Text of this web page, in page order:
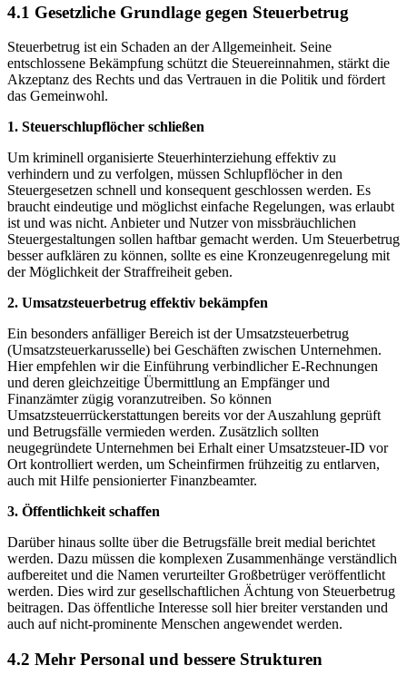
4.1 Gesetzliche Grundlage gegen Steuerbetrug
Steuerbetrug ist ein Schaden an der Allgemeinheit. Seine
entschlossene Bekämpfung schützt die Steuereinnahmen, stärkt die
Akzeptanz des Rechts und das Vertrauen in die Politik und fördert
das Gemeinwohl.
1. Steuerschlupflöcher schließen
Um kriminell organisierte Steuerhinterziehung effektiv zu
verhindern und zu verfolgen, müssen Schlupflöcher in den
Steuergesetzen schnell und konsequent geschlossen werden. Es
braucht eindeutige und möglichst einfache Regelungen, was erlaubt
ist und was nicht. Anbieter und Nutzer von missbräuchlichen
Steuergestaltungen sollen haftbar gemacht werden. Um Steuerbetrug
besser aufklären zu können, sollte es eine Kronzeugenregelung mit
der Möglichkeit der Straffreiheit geben.
2. Umsatzsteuerbetrug effektiv bekämpfen
Ein besonders anfälliger Bereich ist der Umsatzsteuerbetrug
(Umsatzsteuerkarusselle) bei Geschäften zwischen Unternehmen.
Hier empfehlen wir die Einführung verbindlicher E-Rechnungen
und deren gleichzeitige Übermittlung an Empfänger und
Finanzämter zügig voranzutreiben. So können
Umsatzsteuerrückerstattungen bereits vor der Auszahlung geprüft
und Betrugsfälle vermieden werden. Zusätzlich sollten
neugegründete Unternehmen bei Erhalt einer Umsatzsteuer-ID vor
Ort kontrolliert werden, um Scheinfirmen frühzeitig zu entlarven,
auch mit Hilfe pensionierter Finanzbeamter.
3. Öffentlichkeit schaffen
Darüber hinaus sollte über die Betrugsfälle breit medial berichtet
werden. Dazu müssen die komplexen Zusammenhänge verständlich
aufbereitet und die Namen verurteilter Großbetrüger veröffentlicht
werden. Dies wird zur gesellschaftlichen Ächtung von Steuerbetrug
beitragen. Das öffentliche Interesse soll hier breiter verstanden und
auch auf nicht-prominente Menschen angewendet werden.
4.2 Mehr Personal und bessere Strukturen